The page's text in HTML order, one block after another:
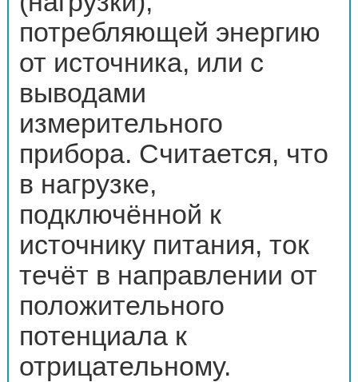
потребляющей энергию
от источника, или с
выводами
измерительного
прибора. Считается, что
в нагрузке,
подключённой к
источнику питания, ток
течёт в направлении от
положительного
потенциала к
отрицательному.